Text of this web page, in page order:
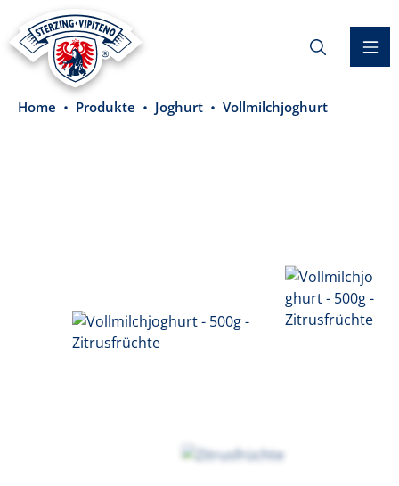
springen
Home Produkte Joghurt Vollmilchjoghurt